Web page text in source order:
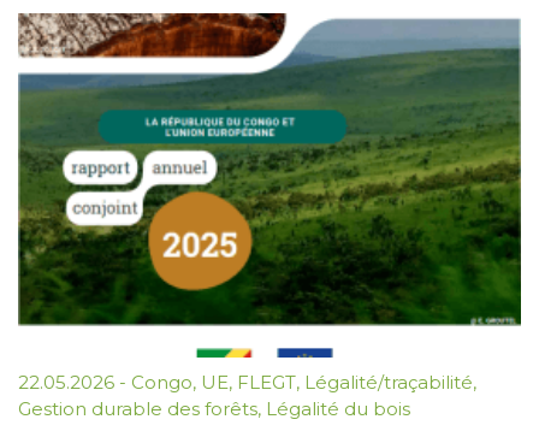
22.05.2026 - Congo, UE, FLEGT, Légalité/traçabilité,
Gestion durable des forêts, Légalité du bois